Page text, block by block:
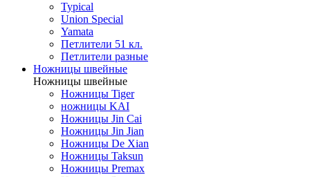
Typical
Union Special
Yamata
Петлители 51 кл.
Петлители разные
Ножницы швейные
Ножницы швейные
Ножницы Tiger
ножницы KAI
Ножницы Jin Cai
Ножницы Jin Jian
Ножницы De Xian
Ножницы Taksun
Ножницы Premax